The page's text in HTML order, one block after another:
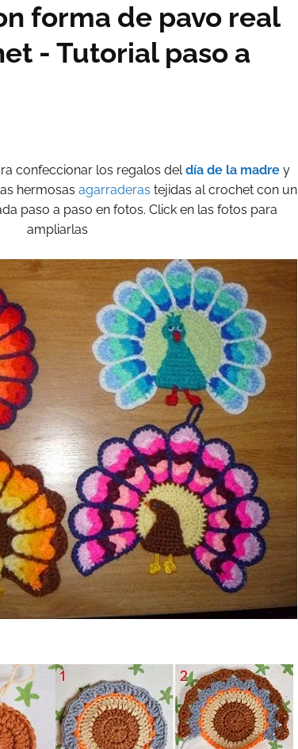
forma de pavo real
- Tutorial paso a
confeccionar los regalos deldía de la madre y
hermosas agarraderas tejidas al crochet con un
paso a paso en fotos. Click en las fotos para
ampliarlas